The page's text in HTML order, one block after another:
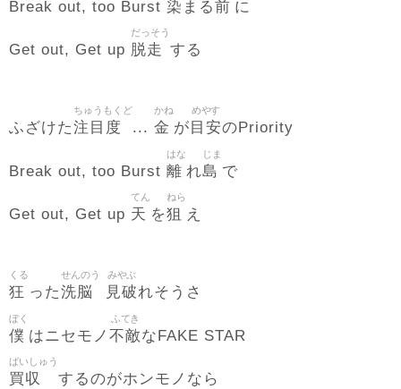
Break out, too Burst 染 まる前 に
Get out, Get up 脱走
だっそう
する
ふざけた注目度
ちゅうもくど
... 金
かね
が 目安
めやす
のPriority
Break out, too Burst 離
はな
れ島
じま
で
Get out, Get up 天
てん
を狙
ねら
え
狂
くる
った洗脳
せんのう
見破
みやぶ
れそうさ
僕
ぼく
はニセモノ 不敵
ふてき
なFAKE STAR
買収
ばいしゅう
するのがホンモノなら